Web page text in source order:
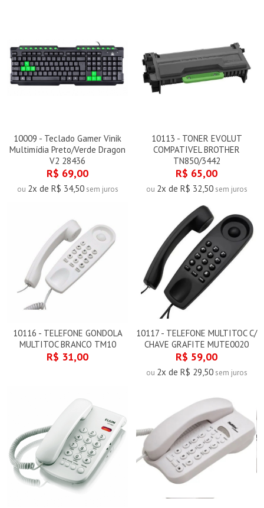
10009 - Teclado Gamer Vinik
Multimídia Preto/Verde Dragon
V2 28436
R$ 69,00
ou 2x de R$ 34,50sem juros
10113 - TONER EVOLUT
COMPATIVEL BROTHER
TN850/3442
R$ 65,00
ou 2x de R$ 32,50sem juros
10116 - TELEFONE GONDOLA
MULTITOC BRANCO TM10
R$ 31,00
10117 - TELEFONE MULTITOC C/
CHAVE GRAFITE MUTE0020
R$ 59,00
ou 2x de R$ 29,50sem juros